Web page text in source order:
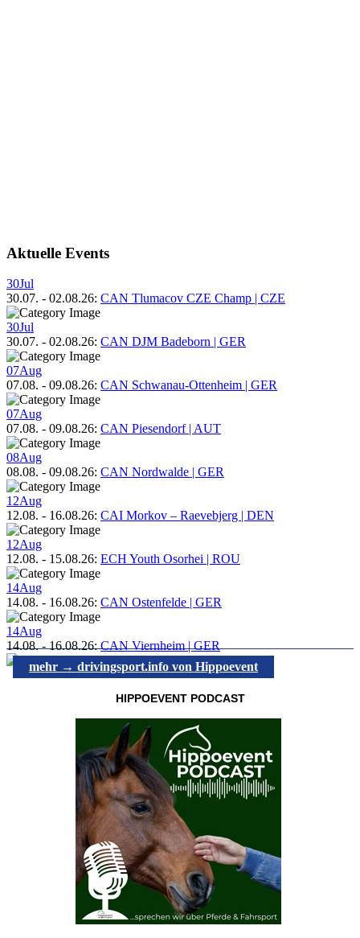
Aktuelle Events
30Jul
30.07. - 02.08.26: CAN Tlumacov CZE Champ | CZE
30Jul
30.07. - 02.08.26: CAN DJM Badeborn | GER
07Aug
07.08. - 09.08.26: CAN Schwanau-Ottenheim | GER
07Aug
07.08. - 09.08.26: CAN Piesendorf | AUT
08Aug
08.08. - 09.08.26: CAN Nordwalde | GER
12Aug
12.08. - 16.08.26: CAI Morkov – Raevebjerg | DEN
12Aug
12.08. - 15.08.26: ECH Youth Osorhei | ROU
14Aug
14.08. - 16.08.26: CAN Ostenfelde | GER
14Aug
14.08.-16.08.26:CAN Viernheim | GER
mehr → drivingsport.info von Hippoevent
HIPPOEVENT PODCAST